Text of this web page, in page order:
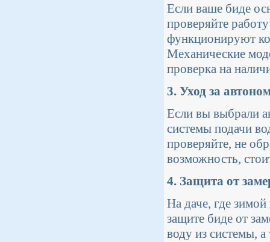
Если ваше биде
проверяйте
функционируют
Механические
проверка на
3. Уход за
Если вы выбрали
системы подачи
проверяйте, не
возможность,
4. Защита от
На даче, где
защите биде от
воду из системы,